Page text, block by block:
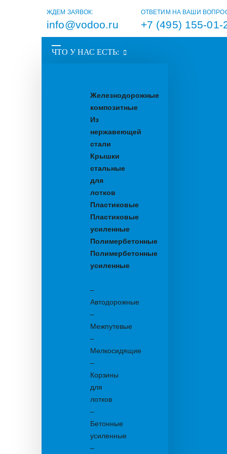
ЖДЕМ ЗАЯВОК:
info@vodoo.ru
ОТВЕТИМ НА ВАШИ
+7 (495) 155-01-
ЧТО У НАС ЕСТЬ:
Железнодорожные
композитные
Из
нержавеющей
стали
Крышки
стальные
для
лотков
Пластиковые
Пластиковые
усиленные
Полимербетонные
Полимербетонные
усиленные
–
Автодорожные
–
Межпутевые
–
Мелкосидящие
–
Корзины
для
лотков
–
Бетонные
усиленные
–